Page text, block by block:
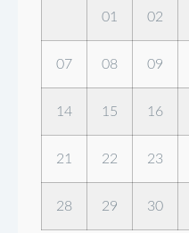
01 02
07 08 09
14 15 16
21 22 23
28 29 30